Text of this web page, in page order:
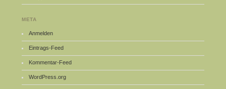
META
Anmelden
Eintrags-Feed
Kommentar-Feed
WordPress.org